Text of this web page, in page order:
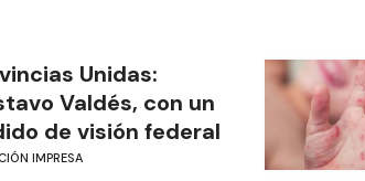
Unidas:
Valdés, con un
de visión federal
IMPRESA